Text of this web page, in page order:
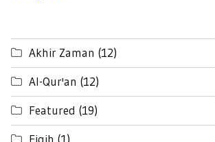
Akhir Zaman (12)
Al-Qur'an (12)
Featured (19)